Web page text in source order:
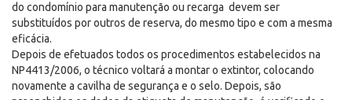
do condomínio para manutenção ou recarga devem ser
substituídos por outros de reserva, do mesmo tipo e com a mesma
eficácia.
Depois de efetuados todos os procedimentos estabelecidos na
NP4413/2006, o técnico voltará a montar o extintor, colocando
novamente a cavilha de segurança e o selo. Depois, são